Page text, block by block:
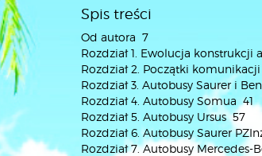
Spis treści
Od autora 7
Rozdział 1. Ewolucja
Rozdział 2. Początki
Rozdział 3. Autobusy Saurer i
Rozdział 4. Autobusy Somua 41
Rozdział 5. Autobusy Ursus 57
Rozdział 6. Autobusy Saurer
Rozdział 7. Autobusy Mercedes-